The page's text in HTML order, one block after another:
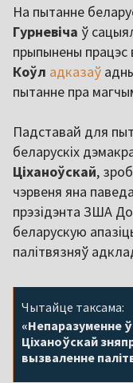
На пытанне
Гурневіча ў
прыпынены працэс
Коўл адказаў
пытанне пра
Падставай для
беларускіх
Ціханоўскай,
чэрвеня яна
прэзідэнта ЗША
беларускую
палітвязняў
Чытайце таксама:
«Непаразуменне
Ціханоўскай
вызваленне